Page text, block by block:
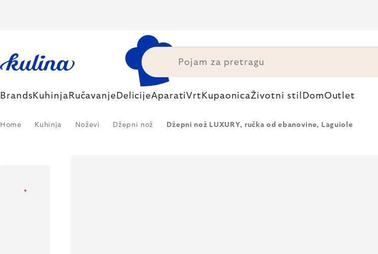
Brands Kuhinja Ručavanje DelicijeAparatiVrt KupaonicaŽivotni stil DomOutlet
Home Kuhinja Noževi Džepni nož Džepni nož LUXURY, ručka od ebanovine, Laguiole